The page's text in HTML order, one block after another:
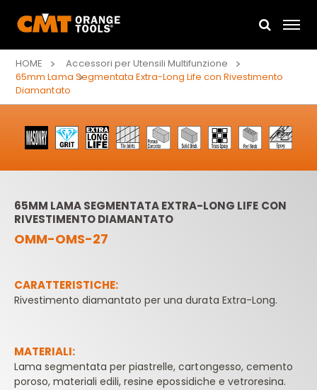
HOME
Accessori per Utensili Multifunzione
65mm Lama Segmentata Extra-Long Life con Rivestimento
Diamantato
65MM LAMA SEGMENTATA EXTRA-LONG LIFE CON
RIVESTIMENTO DIAMANTATO
OMM-OMS-27
CARATTERISTICHE:
Rivestimento diamantato per una durata Extra-Long.
MATERIALI:
Lama segmentata per piastrelle, cartongesso, cemento
poroso, materiali edili, resine epossidiche e vetroresina.